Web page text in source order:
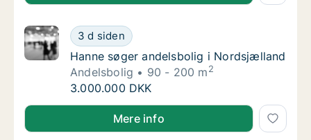
Hanne søger andelsbolig i Nordsjælland
3 d siden
Hanne søger andelsbolig i Nordsjælland
Hanne søger andelsbolig i Nordsjælland
Andelsbolig
90 - 200 m2
Hanne søger andelsbolig i Nordsjælland
3.000.000 DKK
Hanne søger andelsbolig i Nordsjælland
Mere info